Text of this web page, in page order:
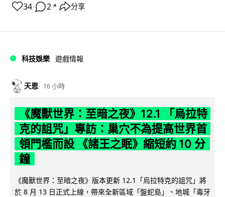
34 2 ↗ 分享
科技娛樂 遊戲情報
天恩 16 小時
《魔獸世界：至暗之夜》12.1 「烏拉特
克的詛咒」專訪：巢穴不為提高世界首
領門檻而設 《諸王之眠》縮短約 10 分
鐘
《魔獸世界：至暗之夜》版本更新 12.1「烏拉特克的詛咒」將
於 8 月 13 日正式上線，帶來全新區域「盤蛇島」、地城「毒牙